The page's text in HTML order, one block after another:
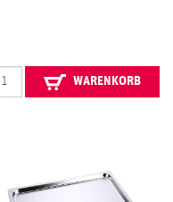
WARENKORB